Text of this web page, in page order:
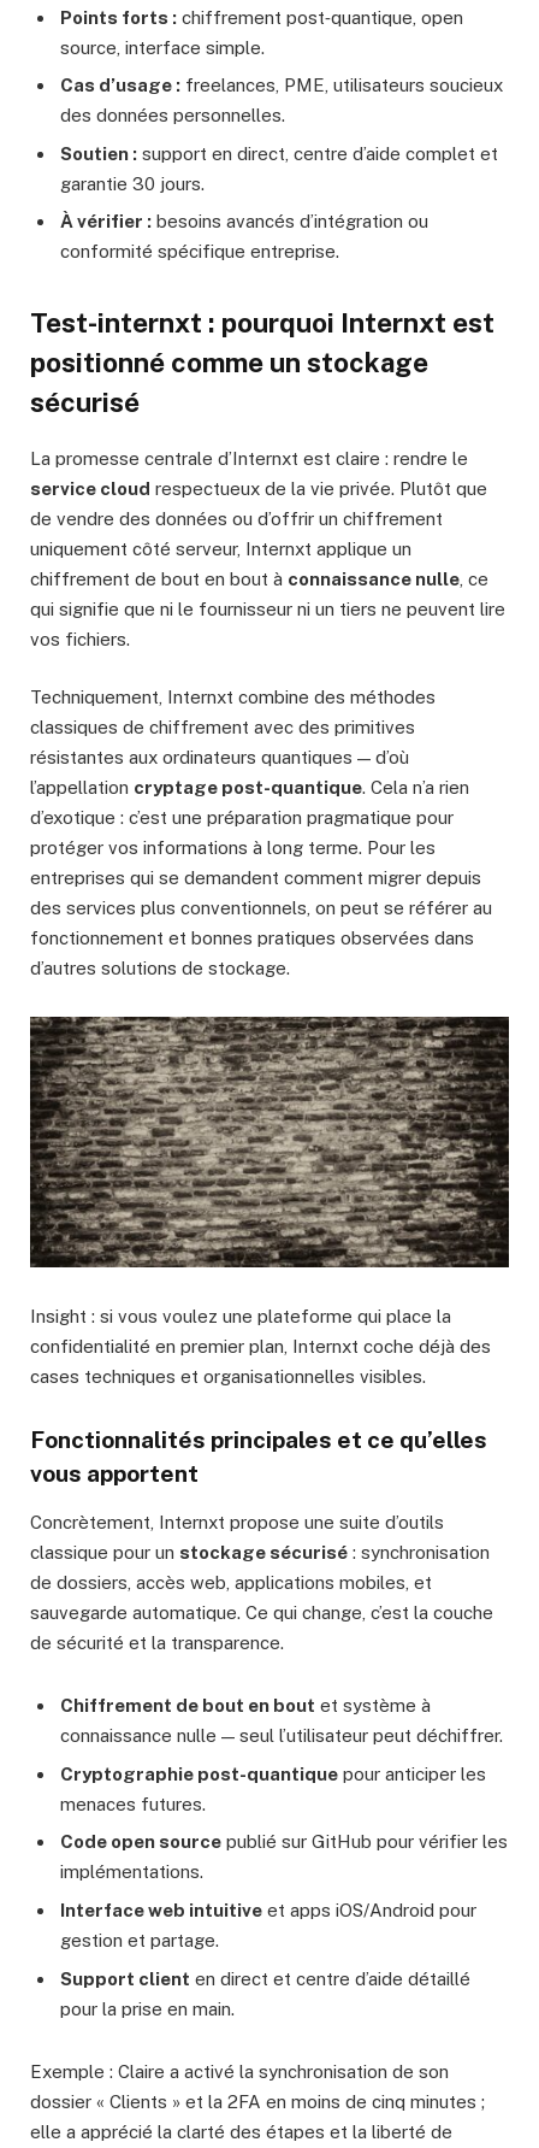
Points forts : chiffrement post‑quantique, open
source, interface simple.
Cas d’usage : freelances, PME, utilisateurs soucieux
des données personnelles.
Soutien : support en direct, centre d’aide complet et
garantie 30 jours.
À vérifier : besoins avancés d’intégration ou
conformité spécifique entreprise.
Test-internxt : pourquoi Internxt est
positionné comme un stockage
sécurisé
La promesse centrale d’Internxt est claire : rendre le
service cloud respectueux de la vie privée. Plutôt que
de vendre des données ou d’offrir un chiffrement
uniquement côté serveur, Internxt applique un
chiffrement de bout en bout à connaissance nulle , ce
qui signifie que ni le fournisseur ni un tiers ne peuvent lire
vos fichiers.
Techniquement, Internxt combine des méthodes
classiques de chiffrement avec des primitives
résistantes aux ordinateurs quantiques — d’où
l’appellation cryptage post-quantique. Cela n’a rien
d’exotique : c’est une préparation pragmatique pour
protéger vos informations à long terme. Pour les
entreprises qui se demandent comment migrer depuis
des services plus conventionnels, on peut se référer au
fonctionnement et bonnes pratiques observées dans
d’autres solutions de stockage.
Insight : si vous voulez une plateforme qui place la
confidentialité en premier plan, Internxt coche déjà des
cases techniques et organisationnelles visibles.
Fonctionnalités principales et ce qu’elles
vous apportent
Concrètement, Internxt propose une suite d’outils
classique pour un stockage sécurisé : synchronisation
de dossiers, accès web, applications mobiles, et
sauvegarde automatique. Ce qui change, c’est la couche
de sécurité et la transparence.
Chiffrement de bout en bout et système à
connaissance nulle — seul l’utilisateur peut déchiffrer.
Cryptographie post-quantique pour anticiper les
menaces futures.
Code open source publié sur GitHub pour vérifier les
implémentations.
Interface web intuitive et apps iOS/Android pour
gestion et partage.
Support client en direct et centre d’aide détaillé
pour la prise en main.
Exemple : Claire a activé la synchronisation de son
dossier « Clients » et la 2FA en moins de cinq minutes ;
elle a apprécié la clarté des étapes et la liberté de